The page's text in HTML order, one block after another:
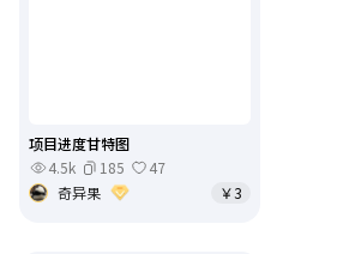
项目进度甘特图
4.5k
185
47
奇异果
￥3